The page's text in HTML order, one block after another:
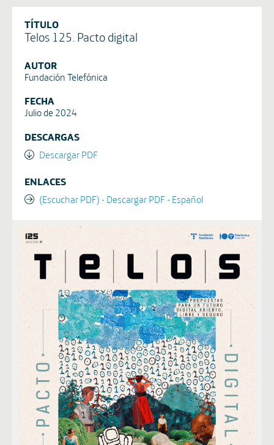
TÍTULO
Telos 125. Pacto digital
AUTOR
Fundación Telefónica
FECHA
Julio de 2024
DESCARGAS
Descargar PDF
ENLACES
(Escuchar PDF) - Descargar PDF - Español